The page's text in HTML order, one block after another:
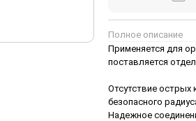
Полное описание
Применяется для
поставляется
Отсутствие острых
безопасного
Надежное